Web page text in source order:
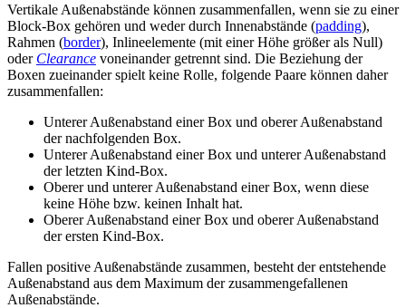
Vertikale Außenabstände können zusammenfallen, wenn sie zu einer
Block-Box gehören und weder durch Innenabstände (padding),
Rahmen (border), Inlineelemente (mit einer Höhe größer als Null)
oder Clearance voneinander getrennt sind. Die Beziehung der
Boxen zueinander spielt keine Rolle, folgende Paare können daher
zusammenfallen:
Unterer Außenabstand einer Box und oberer Außenabstand
der nachfolgenden Box.
Unterer Außenabstand einer Box und unterer Außenabstand
der letzten Kind-Box.
Oberer und unterer Außenabstand einer Box, wenn diese
keine Höhe bzw. keinen Inhalt hat.
Oberer Außenabstand einer Box und oberer Außenabstand
der ersten Kind-Box.
Fallen positive Außenabstände zusammen, besteht der entstehende
Außenabstand aus dem Maximum der zusammengefallenen
Außenabstände.